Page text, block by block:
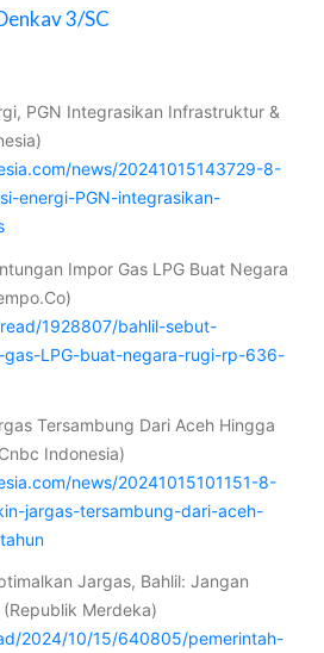
3/SC
PGN Integrasikan Infrastruktur &
news/20241015143729-8-
energi-PGN-integrasikan-
Impor Gas LPG Buat Negara
1928807/bahlil-sebut-
gas-LPG-buat-negara-rugi-rp-636-
Tersambung Dari Aceh Hingga
Indonesia)
news/20241015101151-8-
jargas-tersambung-dari-aceh-
Jargas, Bahlil: Jangan
Merdeka)
2024/10/15/640805/pemerintah-